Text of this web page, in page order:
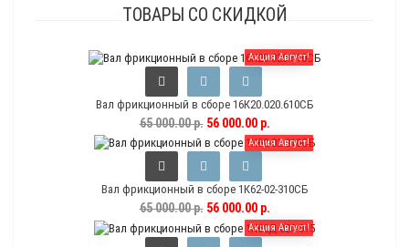
ТОВАРЫ СО СКИДКОЙ
Акция Август!
Вал фрикционный в сборе 16К20.020.610СБ
65 000.00 р.56 000.00 р.
Акция Август!
Вал фрикционный в сборе 1К62-02-310СБ
65 000.00 р.56 000.00 р.
Акция Август!